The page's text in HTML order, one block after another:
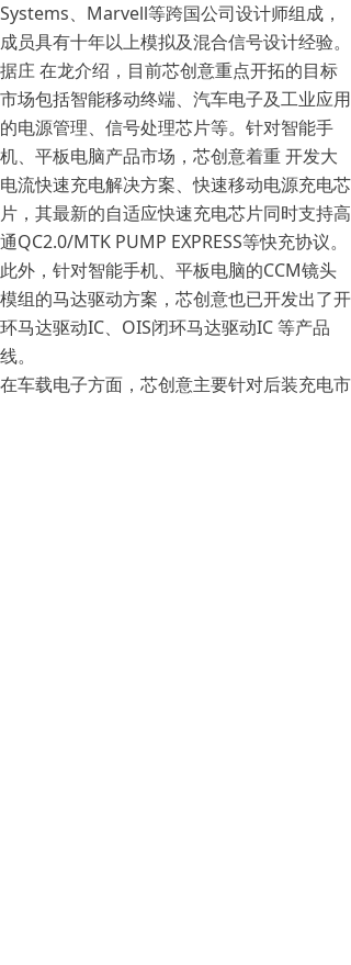
Systems、Marvell等跨国公司设计师组成，
成员具有十年以上模拟及混合信号设计经验。
据庄 在龙介绍，目前芯创意重点开拓的目标
市场包括智能移动终端、汽车电子及工业应用
的电源管理、信号处理芯片等。针对智能手
机、平板电脑产品市场，芯创意着重 开发大
电流快速充电解决方案、快速移动电源充电芯
片，其最新的自适应快速充电芯片同时支持高
通QC2.0/MTK PUMP EXPRESS等快充协议。
此外，针对智能手机、平板电脑的CCM镜头
模组的马达驱动方案，芯创意也已开发出了开
环马达驱动IC、OIS闭环马达驱动IC 等产品
线。
在车载电子方面，芯创意主要针对后装充电市